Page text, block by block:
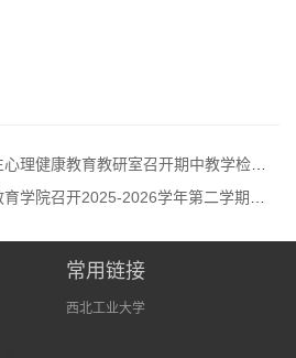
健康教育教研室召开期中教学检查教师座谈会
开2025-2026学年第二学期期中教学检查学生座谈会
常用链接
西北工业大学